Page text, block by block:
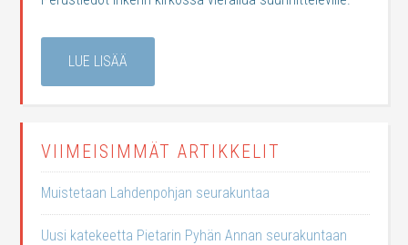
LUE LISÄÄ
VIIMEISIMMÄT ARTIKKELIT
Muistetaan Lahdenpohjan seurakuntaa
Uusi katekeetta Pietarin Pyhän Annan seurakuntaan